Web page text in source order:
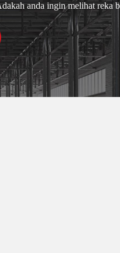
anda ingin melihat reka